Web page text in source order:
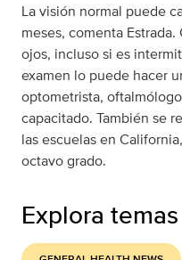
La visión normal puede
meses, comenta
ojos, incluso si es
examen lo puede hacer
optometrista,
capacitado. También se
las escuelas en
octavo grado.
Explora